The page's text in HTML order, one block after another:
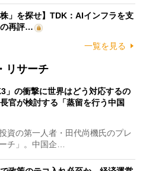
」を探せ】TDK：AIインフラを支
再評…
一覧を見る
リサーチ
」の衝撃に世界はどう対応するの
官が検討する「蒸留を行う中国
資の第一人者・田代尚機氏のプレ
チ」。中国企…